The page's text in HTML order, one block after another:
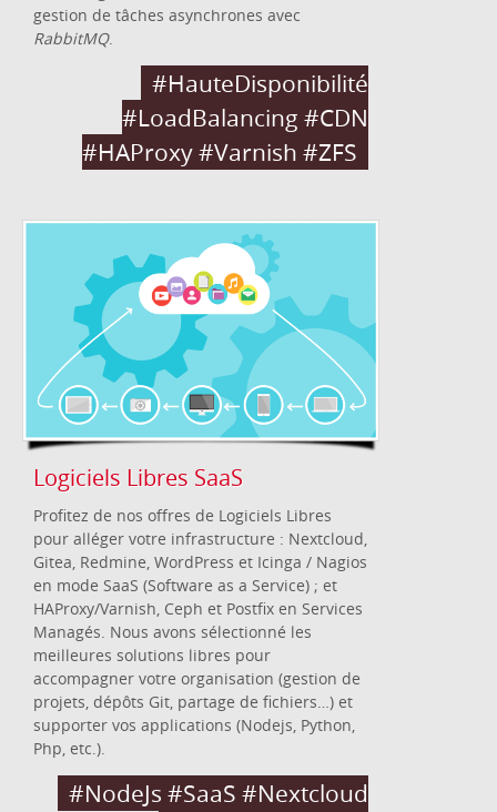
gestion de tâches asynchrones avec
RabbitMQ.
#HauteDisponibilité
#LoadBalancing #CDN
#HAProxy #Varnish #ZFS
Logiciels Libres SaaS
Profitez de nos offres de Logiciels Libres
pour alléger votre infrastructure : Nextcloud,
Gitea, Redmine, WordPress et Icinga / Nagios
en mode SaaS (Software as a Service) ; et
HAProxy/Varnish, Ceph et Postfix en Services
Managés. Nous avons sélectionné les
meilleures solutions libres pour
accompagner votre organisation (gestion de
projets, dépôts Git, partage de fichiers…) et
supporter vos applications (Nodejs, Python,
Php, etc.).
#NodeJs #SaaS #Nextcloud